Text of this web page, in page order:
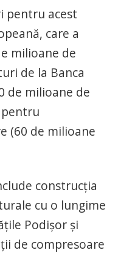
pentru acest
care a
milioane de
de la Banca
de milioane de
pentru
(60 de milioane
construcţia
cu o lungime
Podişor şi
de compresoare